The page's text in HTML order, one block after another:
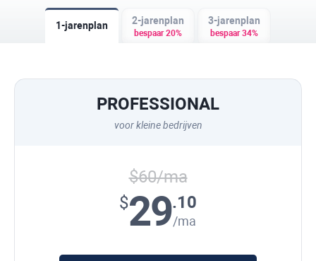
1-jarenplan 2-jarenplan
bespaar 20%
3-jarenplan
bespaar 34%
PROFESSIONAL
voor kleine bedrijven
$60/ma
$29.10
/ma